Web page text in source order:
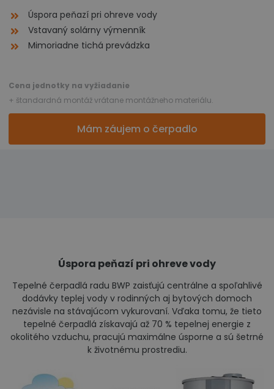
Úspora peňazí pri ohreve vody
Vstavaný solárny výmenník
Mimoriadne tichá prevádzka
Cena jednotky na vyžiadanie
+ štandardná montáž vrátane montážneho materiálu.
Mám záujem o čerpadlo
Úspora peňazí pri ohreve vody
Tepelné čerpadlá radu BWP zaisťujú centrálne a spoľahlivé
dodávky teplej vody v rodinných aj bytových domoch
nezávisle na stávajúcom vykurovaní. Vďaka tomu, že tieto
tepelné čerpadlá získavajú až 70 % tepelnej energie z
okolitého vzduchu, pracujú maximálne úsporne a sú šetrné
k životnému prostrediu.